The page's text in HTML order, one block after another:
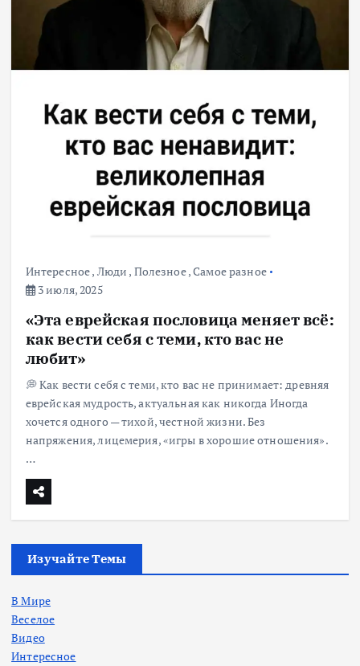
Интересное, Люди , Полезное,Самое разное
3 июля, 2025
«Эта еврейская пословица меняет всё:
как вести себя с теми, кто вас не
любит»
💭 Как вести себя с теми, кто вас не принимает: древняя
еврейская мудрость, актуальная как никогда Иногда
хочется одного — тихой, честной жизни. Без
напряжения, лицемерия, «игры в хорошие отношения».
…
Изучайте Темы
В Мире
Веселое
Видео
Интересное